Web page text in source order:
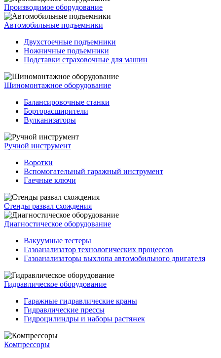
Производимое оборудование
Автомобильные подъемники
Двухстоечные подъемники
Ножничные подъемники
Подставки страховочные для машин
Шиномонтажное оборудование
Балансировочные станки
Борторасширители
Вулканизаторы
Ручной инструмент
Воротки
Вспомогательный гаражный инструмент
Гаечные ключи
Стенды развал схождения
Диагностическое оборудование
Вакуумные тестеры
Газоанализатор технологических процессов
Газоанализаторы выхлопа автомобильного двигателя
Гидравлическое оборудование
Гаражные гидравлические краны
Гидравлические прессы
Гидроцилиндры и наборы растяжек
Компрессоры